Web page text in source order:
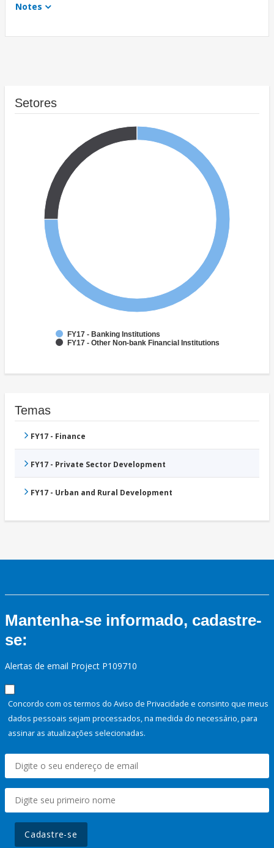
Notes
Setores
FY17 - Banking Institutions
FY17 - Other Non-bank Financial Institutions
Temas
FY17 - Finance
FY17 - Private Sector Development
FY17 - Urban and Rural Development
Mantenha-se informado, cadastre-
se:
Alertas de email Project P109710
Concordo com os termos do Aviso de Privacidade e consinto que meus
dados pessoais sejam processados, na medida do necessário, para
assinar as atualizações selecionadas.
Cadastre-se